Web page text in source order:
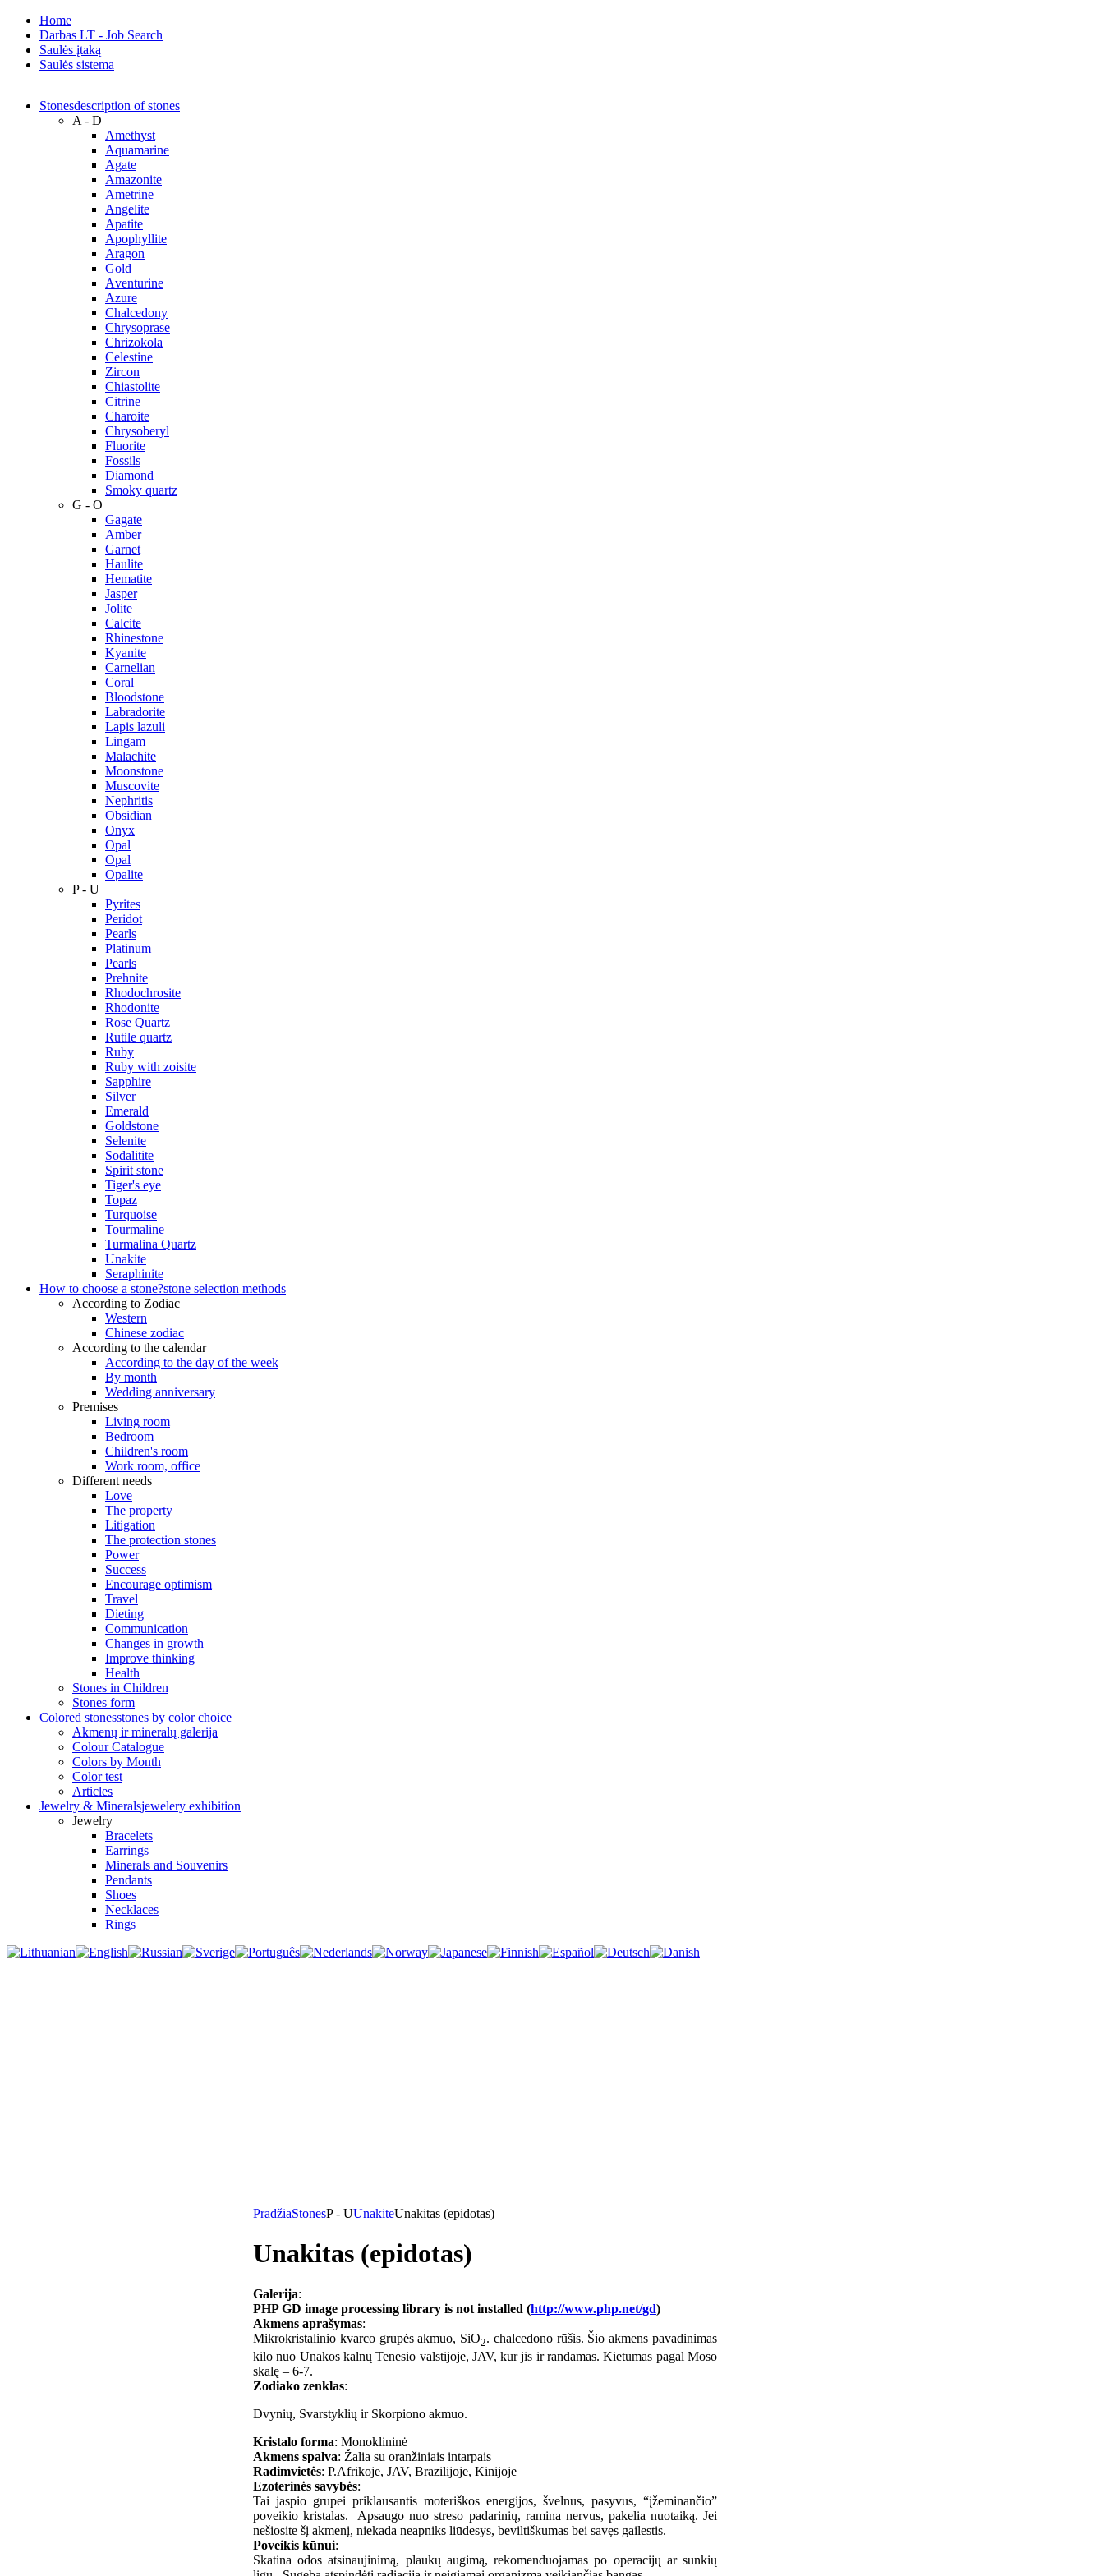
Home
Darbas LT - Job Search
Saulės įtaką
Saulės sistema
Stonesdescription of stones
A - D
Amethyst
Aquamarine
Agate
Amazonite
Ametrine
Angelite
Apatite
Apophyllite
Aragon
Gold
Аventurine
Azure
Chalcedony
Chrysoprase
Chrizokola
Celestine
Zircon
Chiastolite
Citrine
Charoite
Chrysoberyl
Fluorite
Fossils
Diamond
Smoky quartz
G - O
Gagate
Amber
Garnet
Haulite
Hematite
Jasper
Jolite
Calcite
Rhinestone
Kyanite
Carnelian
Coral
Bloodstone
Labradorite
Lapis lazuli
Lingam
Malachite
Moonstone
Muscovite
Nephritis
Obsidian
Onyx
Opal
Opal
Opalite
P - U
Pyrites
Peridot
Pearls
Platinum
Pearls
Prehnite
Rhodochrosite
Rhodonite
Rose Quartz
Rutile quartz
Ruby
Ruby with zoisite
Sapphire
Silver
Emerald
Goldstone
Selenite
Sodalitite
Spirit stone
Tiger's eye
Topaz
Turquoise
Tourmaline
Turmalina Quartz
Unakite
Seraphinite
How to choose a stone?stone selection methods
According to Zodiac
Western
Chinese zodiac
According to the calendar
According to the day of the week
By month
Wedding anniversary
Premises
Living room
Bedroom
Children's room
Work room, office
Different needs
Love
The property
Litigation
The protection stones
Power
Success
Encourage optimism
Travel
Dieting
Communication
Changes in growth
Improve thinking
Health
Stones in Children
Stones form
Colored stonesstones by color choice
Akmenų ir mineralų galerija
Colour Catalogue
Colors by Month
Color test
Articles
Jewelry & Mineralsjewelery exhibition
Jewelry
Bracelets
Earrings
Minerals and Souvenirs
Pendants
Shoes
Necklaces
Rings
PradžiaStonesP - UUnakiteUnakitas (epidotas)
Unakitas (epidotas)
Galerija:
PHP GD image processing library is not installed (http://www.php.net/gd)
Akmens aprašymas:
Mikrokristalinio kvarco grupės akmuo, SiO2. chalcedono rūšis. Šio akmens pavadinimas
kilo nuo Unakos kalnų Tenesio valstijoje, JAV, kur jis ir randamas. Kietumas pagal Moso
skalę – 6-7.
Zodiako zenklas:
Dvynių, Svarstyklių ir Skorpiono akmuo.
Kristalo forma: Monoklininė
Akmens spalva: Žalia su oranžiniais intarpais
Radimvietės: P.Afrikoje, JAV, Brazilijoje, Kinijoje
Ezoterinės savybės:
Tai jaspio grupei priklausantis moteriškos energijos, švelnus, pasyvus, “įžeminančio”
poveikio kristalas. Apsaugo nuo streso padarinių, ramina nervus, pakelia nuotaiką. Jei
nešiosite šį akmenį, niekada neapniks liūdesys, beviltiškumas bei savęs gailestis.
Poveikis kūnui:
Skatina odos atsinaujinimą, plaukų augimą, rekomenduojamas po operacijų ar sunkių